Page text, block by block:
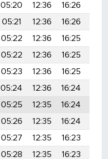
05:20 12:36 16:26
05:21 12:36 16:26
05:22 12:36 16:25
05:22 12:36 16:25
05:23 12:36 16:25
05:24 12:36 16:24
05:25 12:35 16:24
05:26 12:35 16:24
05:27 12:35 16:23
05:28 12:35 16:23